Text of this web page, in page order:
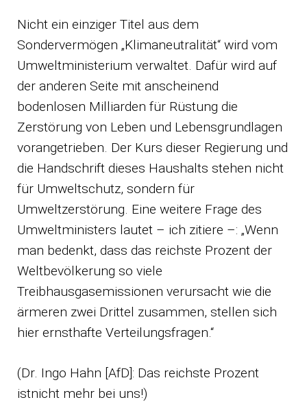
Nicht ein einziger Titel aus dem
Sondervermögen „Klimaneutralität“ wird vom
Umweltministerium verwaltet. Dafür wird auf
der anderen Seite mit anscheinend
bodenlosen Milliarden für Rüstung die
Zerstörung von Leben und Lebensgrundlagen
vorangetrieben. Der Kurs dieser Regierung und
die Handschrift dieses Haushalts stehen nicht
für Umweltschutz, sondern für
Umweltzerstörung. Eine weitere Frage des
Umweltministers lautet – ich zitiere –: „Wenn
man bedenkt, dass das reichste Prozent der
Weltbevölkerung so viele
Treibhausgasemissionen verursacht wie die
ärmeren zwei Drittel zusammen, stellen sich
hier ernsthafte Verteilungsfragen.“
(Dr. Ingo Hahn [AfD]: Das reichste Prozent
istnicht mehr bei uns!)